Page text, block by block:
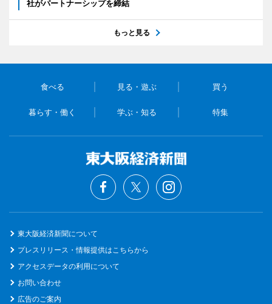
社がパートナーシップを締結
もっと見る
食べる 見る・遊ぶ 買う
暮らす・働く 学ぶ・知る 特集
東大阪経済新聞について
プレスリリース・情報提供はこちらから
アクセスデータの利用について
お問い合わせ
広告のご案内